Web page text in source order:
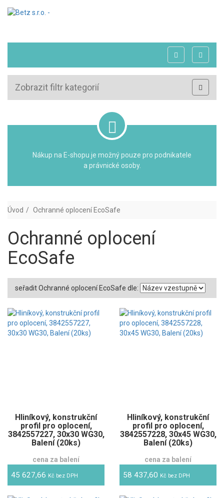
Zobrazit filtr kategorií
Nákup na E-shopu je možný pouze pro podnikatele
a právnické osoby.
Úvod Ochranné oplocení EcoSafe
Ochranné oplocení
EcoSafe
seřadit Ochranné oplocení EcoSafe dle:
Hliníkový, konstrukční
profil pro oplocení,
3842557227, 30x30 WG30,
Balení (20ks)
cena za balení
45 627,66 Kč bez DPH
Hliníkový, konstrukční
profil pro oplocení,
3842557228, 30x45 WG30,
Balení (20ks)
cena za balení
58 437,60 Kč bez DPH